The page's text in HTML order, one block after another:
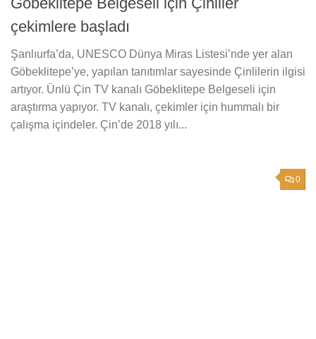
çekimlere başladı
Şanlıurfa’da, UNESCO Dünya Miras Listesi’nde yer alan
Göbeklitepe’ye, yapılan tanıtımlar sayesinde Çinlilerin ilgisi
artıyor. Ünlü Çin TV kanalı Göbeklitepe Belgeseli için
araştırma yapıyor. TV kanalı, çekimler için hummalı bir
çalışma içindeler. Çin’de 2018 yılı...
0